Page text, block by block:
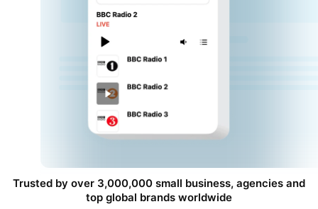
Trusted by over 3,000,000 small business, agencies and
top global brands worldwide